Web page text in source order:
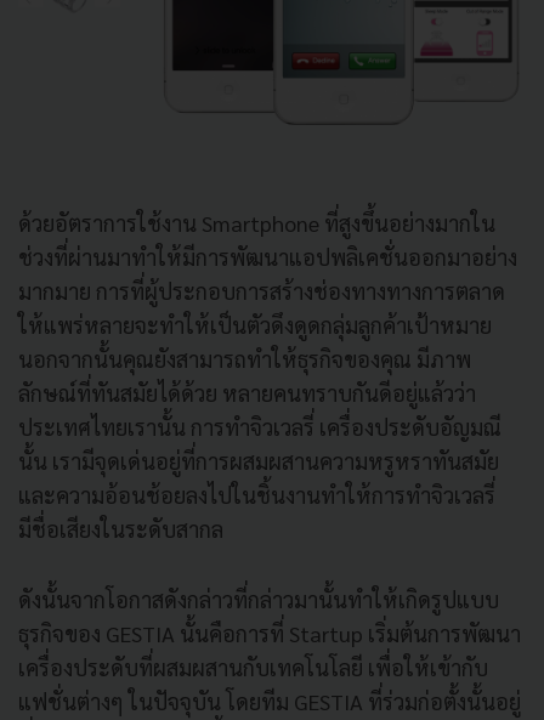
ด้วยอัตราการใช้งาน Smartphone ที่สูงขึ้นอย่างมากใน
ช่วงที่ผ่านมาทำให้มีการพัฒนาแอปพลิเคชั่นออกมาอย่าง
มากมาย การที่ผู้ประกอบการสร้างช่องทางทางการตลาด
ให้แพร่หลายจะทำให้เป็นตัวดึงดูดกลุ่มลูกค้าเป้าหมาย
นอกจากนั้นคุณยังสามารถทำให้ธุรกิจของคุณ มีภาพ
ลักษณ์ที่ทันสมัยได้ด้วย หลายคนทราบกันดีอยู่แล้วว่า
ประเทศไทยเรานั้น การทำจิวเวลรี่ เครื่องประดับอัญมณี
นั้น เรามีจุดเด่นอยู่ที่การผสมผสานความหรูหราทันสมัย
และความอ้อนช้อยลงไปในชิ้นงานทำให้การทำจิวเวลรี่
มีชื่อเสียงในระดับสากล
ดังนั้นจากโอกาสดังกล่าวที่กล่าวมานั้นทำให้เกิดรูปแบบ
ธุรกิจของ GESTIA นั้นคือการที่ Startup เริ่มต้นการพัฒนา
เครื่องประดับที่ผสมผสานกับเทคโนโลยี เพื่อให้เข้ากับ
แฟชั่นต่างๆ ในปัจจุบัน โดยทีม GESTIA ที่ร่วมก่อตั้งนั้นอยู่